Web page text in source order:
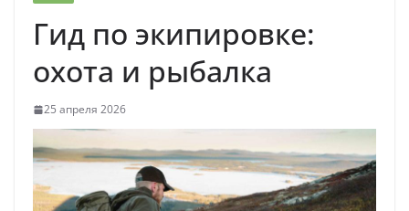
Гид по экипировке:
охота и рыбалка
25 апреля 2026